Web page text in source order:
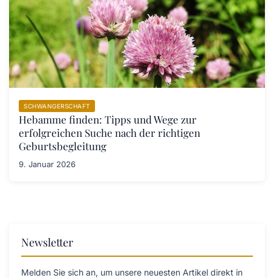
SCHWANGERSCHAFT
Hebamme finden: Tipps und Wege zur
erfolgreichen Suche nach der richtigen
Geburtsbegleitung
9. Januar 2026
Newsletter
Melden Sie sich an, um unsere neuesten Artikel direkt in